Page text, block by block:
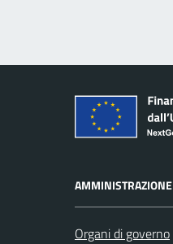
AMMINISTRAZIONE
Organi di governo